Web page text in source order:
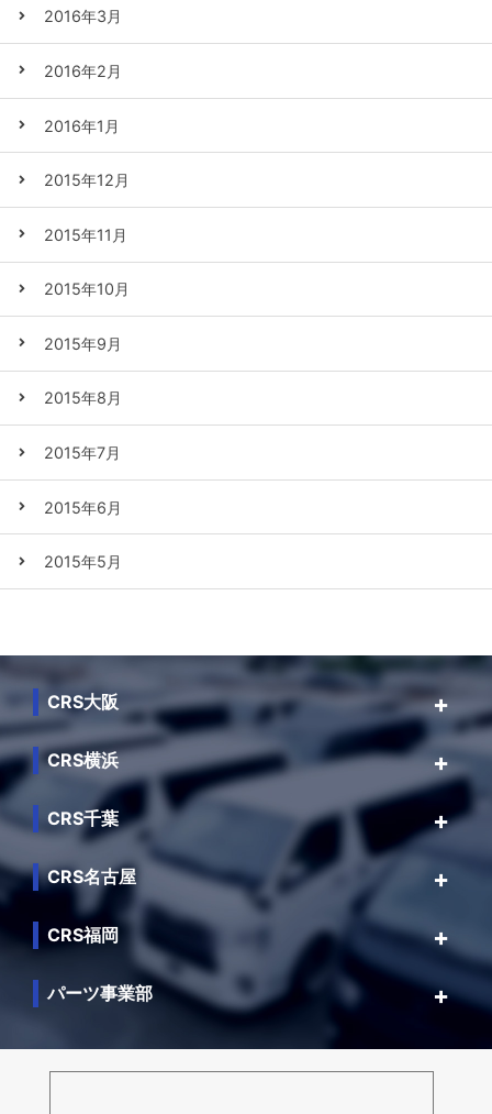
2016年3月
2016年2月
2016年1月
2015年12月
2015年11月
2015年10月
2015年9月
2015年8月
2015年7月
2015年6月
2015年5月
CRS大阪
CRS横浜
CRS千葉
CRS名古屋
CRS福岡
パーツ事業部